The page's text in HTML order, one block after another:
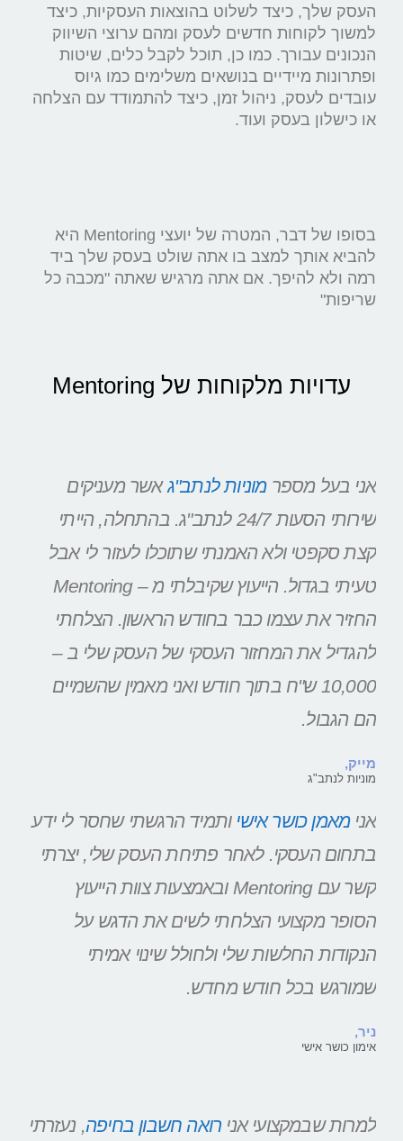
העסק שלך, כיצד לשלוט בהוצאות העסקיות, כיצד
למשוך לקוחות חדשים לעסק ומהם ערוצי השיווק
הנכונים עבורך. כמו כן, תוכל לקבל כלים, שיטות
ופתרונות מיידיים בנושאים משלימים כמו גיוס
עובדים לעסק, ניהול זמן, כיצד להתמודד עם הצלחה
או כישלון בעסק ועוד.
בסופו של דבר, המטרה של יועצי Mentoring היא
להביא אותך למצב בו אתה שולט בעסק שלך ביד
רמה ולא להיפך. אם אתה מרגיש שאתה "מכבה כל
שריפות"
עדויות מלקוחות של Mentoring
אני בעל מספרמוניות לנתב"גאשר מעניקים
שירותי הסעות 24/7 לנתב"ג. בהתחלה, הייתי
קצת סקפטי ולא האמנתי שתוכלו לעזור לי אבל
טעיתי בגדול. הייעוץ שקיבלתי מ – Mentoring
החזיר את עצמו כבר בחודש הראשון. הצלחתי
להגדיל את המחזור העסקי של העסק שלי ב –
10,000 ש"ח בתוך חודש ואני מאמין שהשמיים
הם הגבול.
מייק,
מוניות לנתב"ג
אנימאמן כושר אישי ותמיד הרגשתי שחסר לי ידע
בתחום העסקי. לאחר פתיחת העסק שלי, יצרתי
קשר עם Mentoring ובאמצעות צוות הייעוץ
הסופר מקצועי הצלחתי לשים את הדגש על
הנקודות החלשות שלי ולחולל שינוי אמיתי
שמורגש בכל חודש מחדש.
ניר,
אימון כושר אישי
למרות שבמקצועי אני רואה חשבון בחיפה, נעזרתי